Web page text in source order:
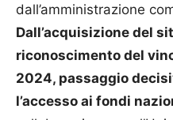
dall’amministrazione
Dall’acquisizione del
riconoscimento del
2024, passaggio
l’accesso ai fondi